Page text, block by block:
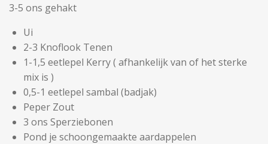
3-5 ons gehakt
Ui
2-3 Knoflook Tenen
1-1,5 eetlepel Kerry ( afhankelijk van of het sterke
mix is )
0,5-1 eetlepel sambal (badjak)
Peper Zout
3 ons Sperziebonen
Pond je schoongemaakte aardappelen